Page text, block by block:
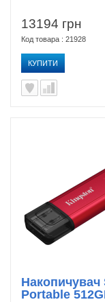
13194 грн
Код товара : 21928
КУПИТИ
Накопичувач
Portable